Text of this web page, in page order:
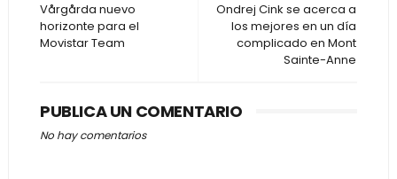
Ondrej Cink se acerca a
los mejores en un día
complicado en Mont
Sainte-Anne
Vårgårda nuevo
horizonte para el
Movistar Team
PUBLICA UN COMENTARIO
No hay comentarios